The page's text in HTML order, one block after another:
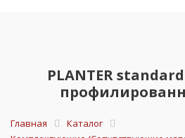
PLANTER
Главная
Каталог